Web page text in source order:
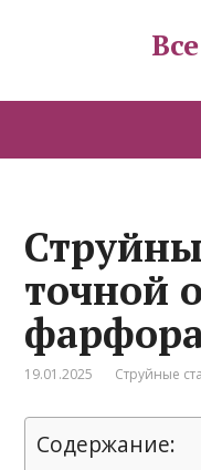
точной
19.01.2025 Струйные
Содержание: